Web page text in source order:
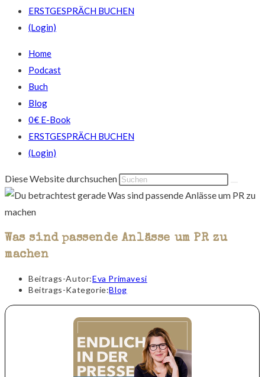
ERSTGESPRÄCH BUCHEN
(Login)
Home
Podcast
Buch
Blog
0€ E-Book
ERSTGESPRÄCH BUCHEN
(Login)
Diese Website durchsuchen
Was sind passende Anlässe um PR zu
machen
Beitrags-Autor:Eva Primavesi
Beitrags-Kategorie:Blog